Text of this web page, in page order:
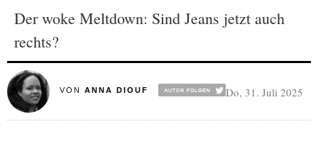
Der woke Meltdown: Sind Jeans jetzt auch
rechts?
VON ANNA DIOUF Do, 31. Juli 2025